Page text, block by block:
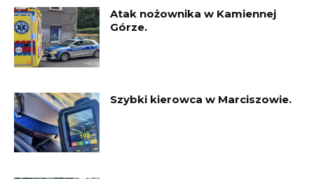
Atak nożownika w Kamiennej
Górze.
Szybki kierowca w Marciszowie.